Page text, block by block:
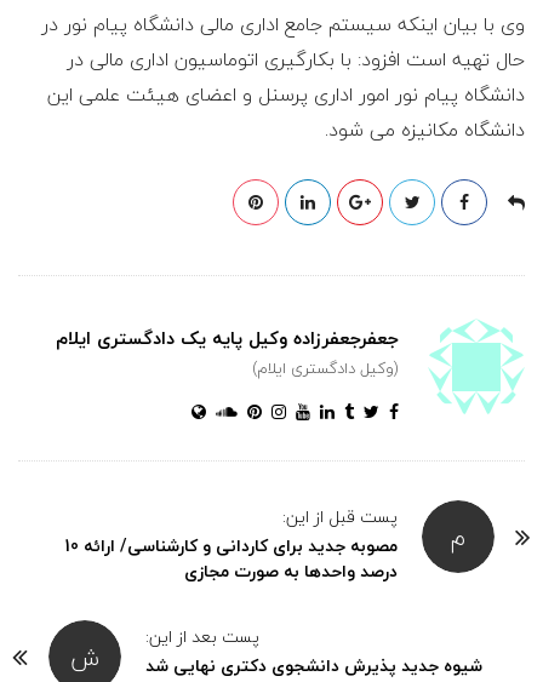
ک
ی
ل
پ
ا
ی
ه
ی
ک
وی با بیان اینکه سیستم جامع اداری مالی دانشگاه پیام نور در
حال تهیه است افزود: با بکارگیری اتوماسیون اداری مالی در
دانشگاه پیام نور امور اداری پرسنل و اعضای هیئت علمی این
دانشگاه مکانیزه می شود.
جعفرجعفرزاده وکیل پایه یک دادگستری ایلام
(وکیل دادگستری ایلام)
ش
م
پست قبل از این:
مصوبه جدید برای کاردانی و کارشناسی/ ارائه 10
درصد واحدها به صورت مجازی
ش
پست بعد از این:
شیوه جدید پذیرش دانشجوی دکتری نهایی شد